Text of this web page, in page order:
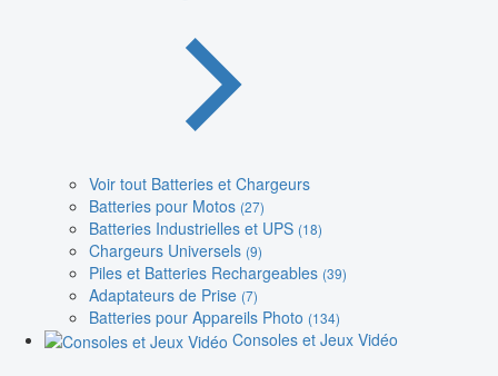
Voir tout Batteries et Chargeurs
Batteries pour Motos (27)
Batteries Industrielles et UPS (18)
Chargeurs Universels (9)
Piles et Batteries Rechargeables (39)
Adaptateurs de Prise (7)
Batteries pour Appareils Photo (134)
Consoles et Jeux Vidéo